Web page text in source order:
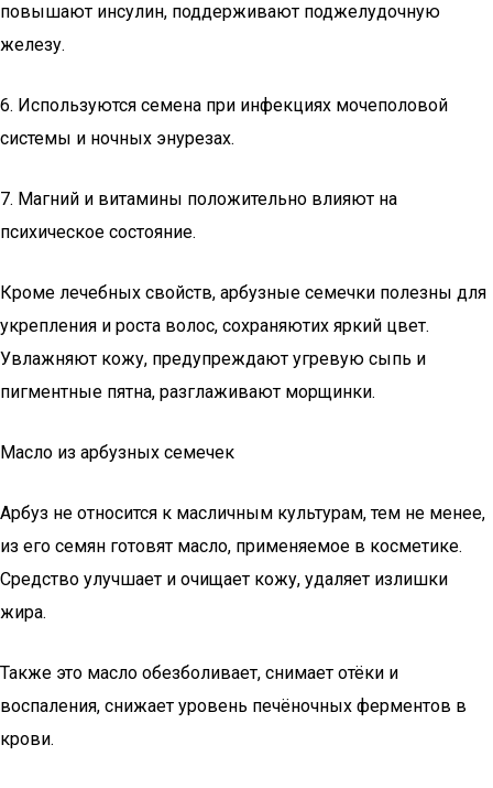
повышают инсулин, поддерживают поджелудочную
железу.
6. Используются семена при инфекциях мочеполовой
системы и ночных энурезах.
7. Магний и витамины положительно влияют на
психическое состояние.
Кроме лечебных свойств, арбузные семечки полезны для
укрепления и роста волос, сохраняютих яркий цвет.
Увлажняют кожу, предупреждают угревую сыпь и
пигментные пятна, разглаживают морщинки.
Масло из арбузных семечек
Арбуз не относится к масличным культурам, тем не менее,
из его семян готовят масло, применяемое в косметике.
Средство улучшает и очищает кожу, удаляет излишки
жира.
Также это масло обезболивает, снимает отёки и
воспаления, снижает уровень печёночных ферментов в
крови.